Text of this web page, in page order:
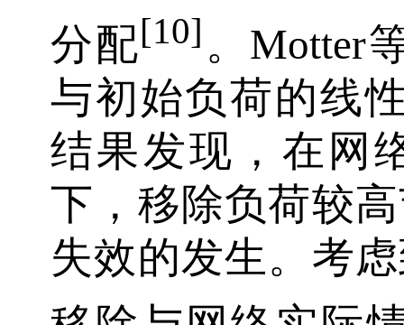
分配[10] 。Motter
与初始负荷的线
结果发现，在网
下，移除负荷较
失效的发生。考